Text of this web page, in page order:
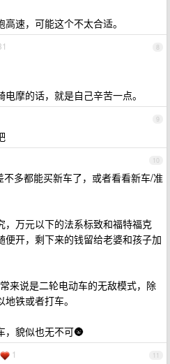
速，可能这个不太合适。
8
摩的话，就是自己辛苦一点。
9
10
多都能买新车了，或者看看新车/准
，万元以下的法系标致和福特福克
便开，剩下来的钱留给老婆和孩子加
来说是二轮电动车的无敌模式，除
铁或者打车。
，貌似也无不可🌚
11
1